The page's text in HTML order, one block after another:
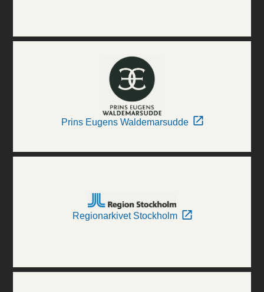
Prins Eugens Waldemarsudde
Regionarkivet Stockholm